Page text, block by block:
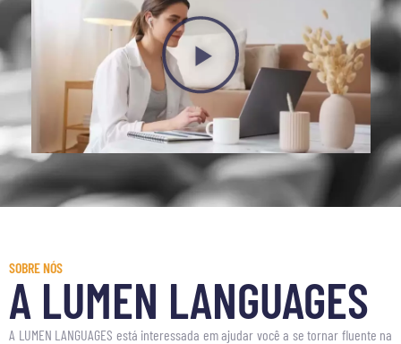
SOBRE NÓS
A LUMEN LANGUAGES
A LUMEN LANGUAGES está interessada em ajudar você a se tornar fluente na